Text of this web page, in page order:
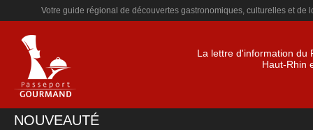
Votre guide régional de découvertes gastronomiques, culturelles et de
La lettre d'information du
Haut-Rhin
NOUVEAUTÉ